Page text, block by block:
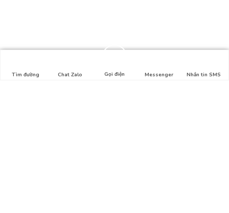
Tìm đường Chat Zalo Gọi điện Messenger Nhắn tin SMS